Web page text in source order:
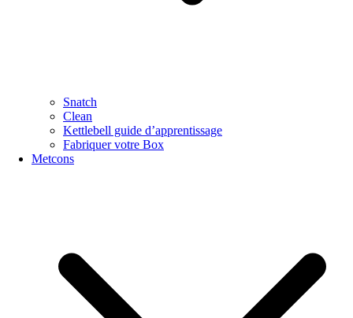
Snatch
Clean
Kettlebell guide d’apprentissage
Fabriquer votre Box
Metcons